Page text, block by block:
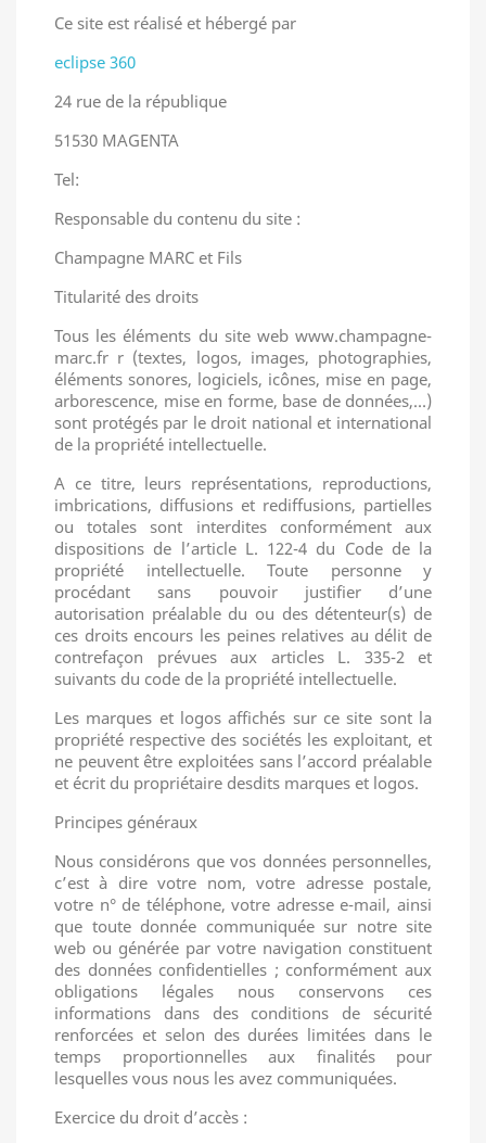
Ce site est réalisé et hébergé par
eclipse 360
24 rue de la république
51530 MAGENTA
Tel:
Responsable du contenu du site :
Champagne MARC et Fils
Titularité des droits
Tous les éléments du site web www.champagne-
marc.fr r (textes, logos, images, photographies,
éléments sonores, logiciels, icônes, mise en page,
arborescence, mise en forme, base de données,…)
sont protégés par le droit national et international
de la propriété intellectuelle.
A ce titre, leurs représentations, reproductions,
imbrications, diffusions et rediffusions, partielles
ou totales sont interdites conformément aux
dispositions de l’article L. 122-4 du Code de la
propriété intellectuelle. Toute personne y
procédant sans pouvoir justifier d’une
autorisation préalable du ou des détenteur(s) de
ces droits encours les peines relatives au délit de
contrefaçon prévues aux articles L. 335-2 et
suivants du code de la propriété intellectuelle.
Les marques et logos affichés sur ce site sont la
propriété respective des sociétés les exploitant, et
ne peuvent être exploitées sans l’accord préalable
et écrit du propriétaire desdits marques et logos.
Principes généraux
Nous considérons que vos données personnelles,
c’est à dire votre nom, votre adresse postale,
votre n° de téléphone, votre adresse e-mail, ainsi
que toute donnée communiquée sur notre site
web ou générée par votre navigation constituent
des données confidentielles ; conformément aux
obligations légales nous conservons ces
informations dans des conditions de sécurité
renforcées et selon des durées limitées dans le
temps proportionnelles aux finalités pour
lesquelles vous nous les avez communiquées.
Exercice du droit d’accès :